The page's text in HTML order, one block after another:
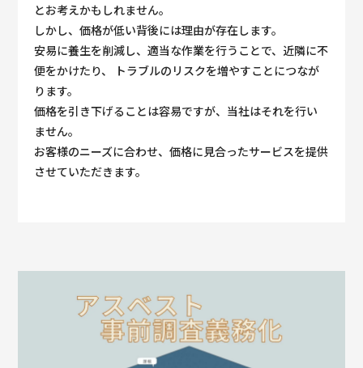
とお考えかもしれません。
しかし、価格が低い背後には理由が存在します。
安易に養生を削減し、適当な作業を行うことで、近隣に不
便をかけたり、
トラブルのリスクを増やすことにつなが
ります。
価格を引き下げることは容易ですが、当社はそれを行い
ません。
お客様のニーズに合わせ、価格に見合ったサービスを提供
させていただきます。